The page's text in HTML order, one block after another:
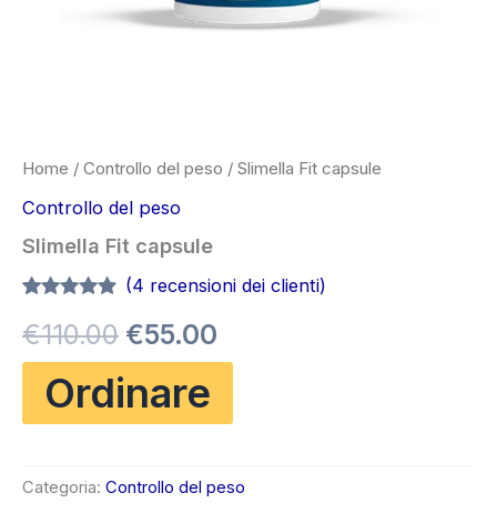
Home / Controllo del peso / Slimella Fit capsule
Controllo del peso
Slimella Fit capsule
su 5 su
base di
recensioni
(4 recensioni dei clienti)
€110.00 Il
prezzo
originale
€55.00
attuale
Ordinare
Categoria: Controllo del peso